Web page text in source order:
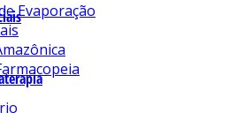
Evaporação